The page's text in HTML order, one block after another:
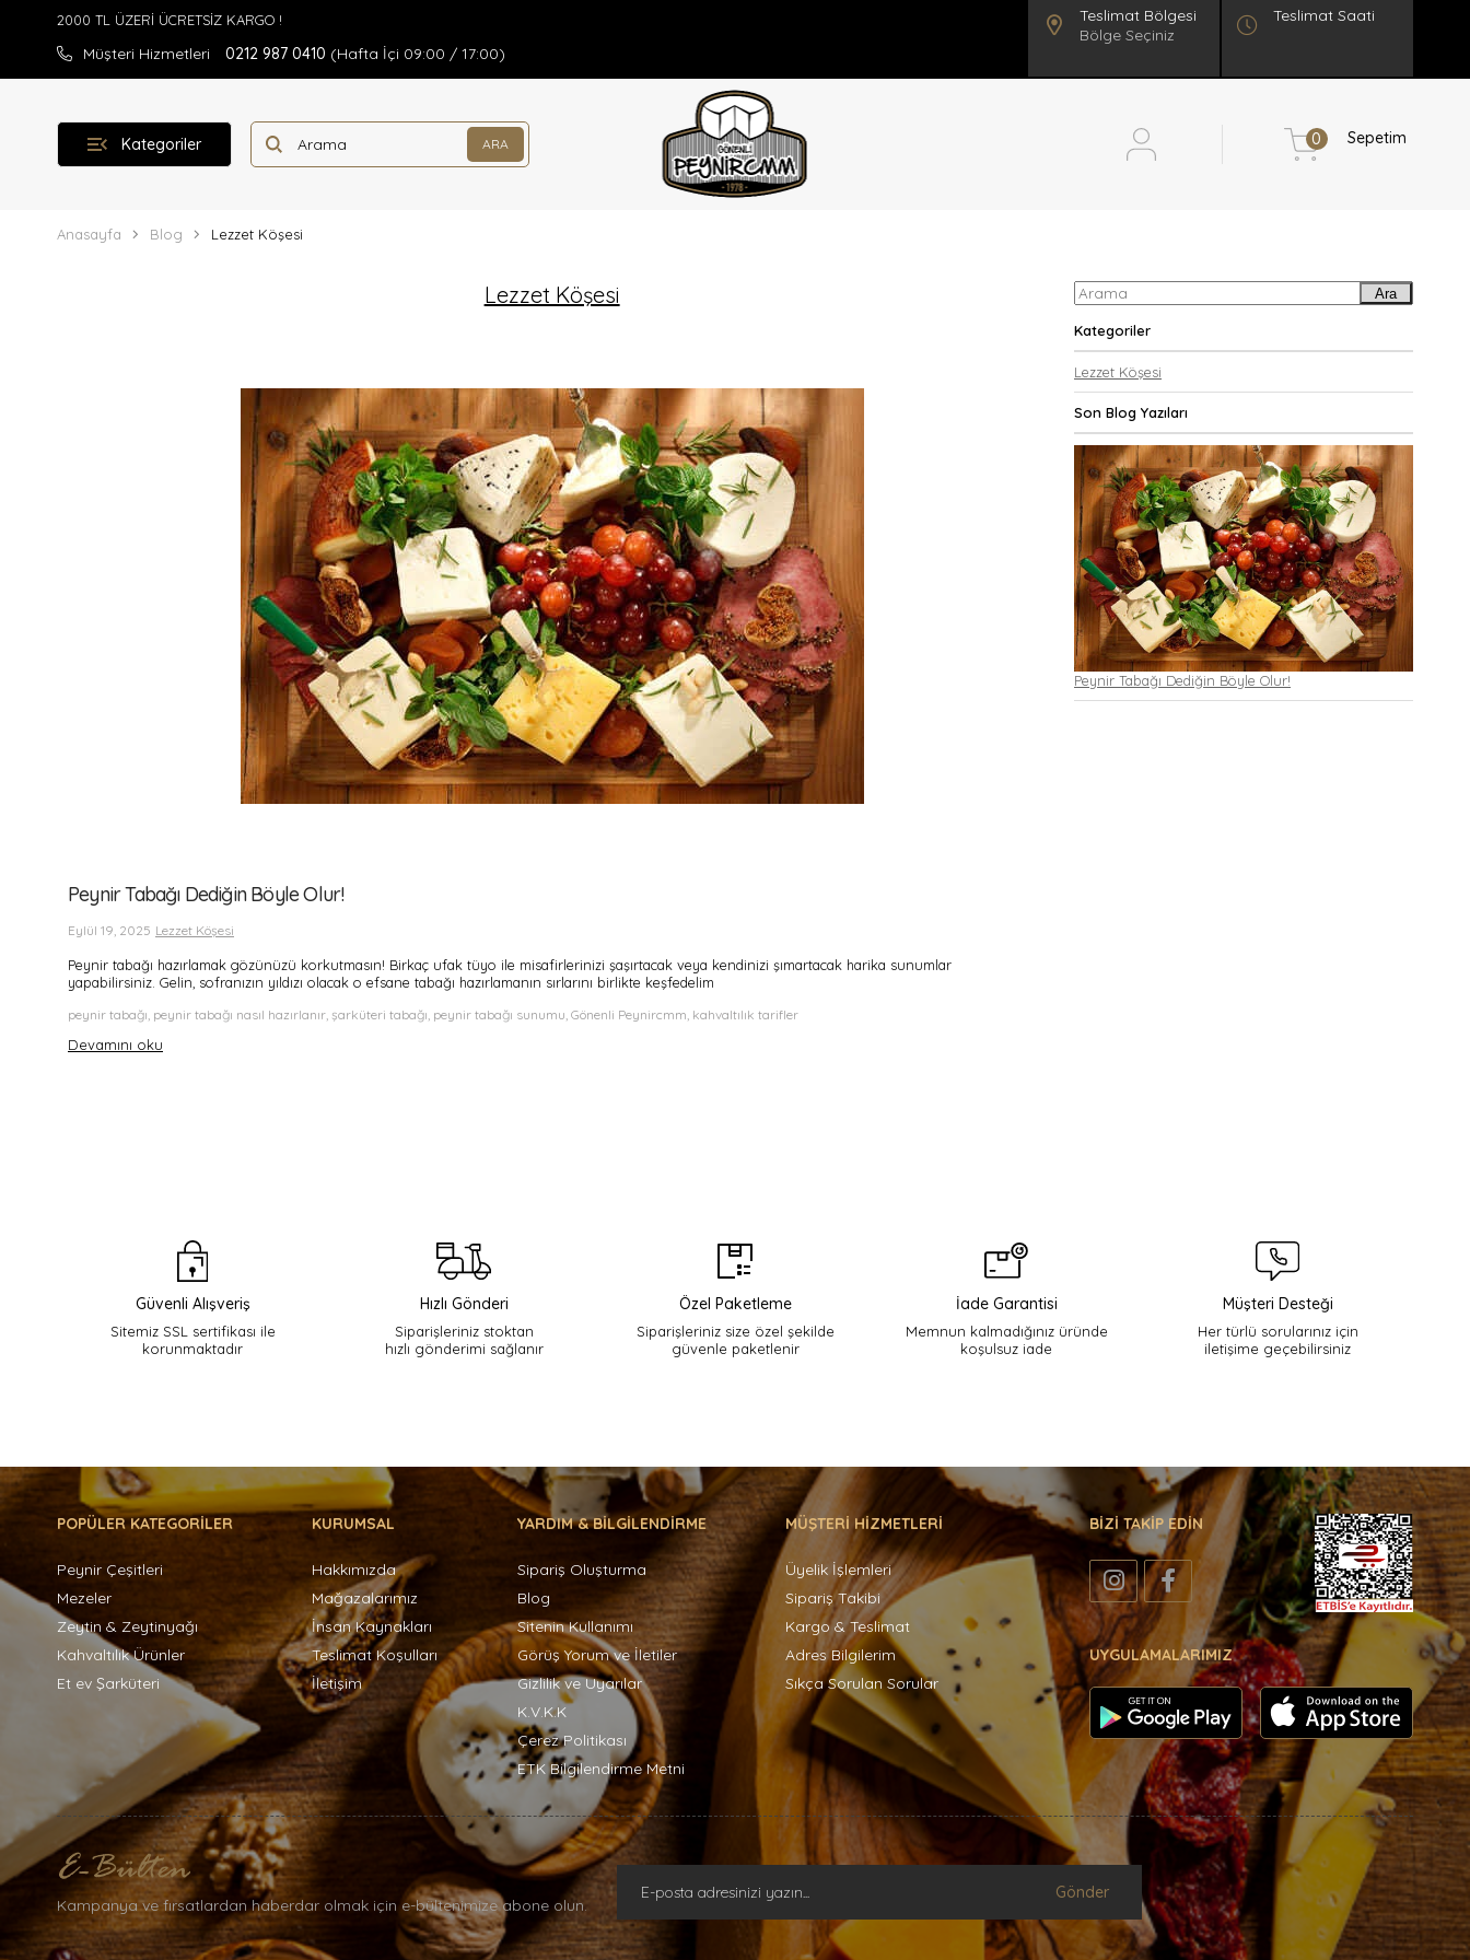
Müşteri Hizmetleri 0212 987 0410 (Hafta İçi 09:00 / 17:00)
Bölge Seçiniz
Teslimat Saati
Kategoriler Sepetim
0
Anasayfa Blog Lezzet Köşesi
Lezzet Köşesi
Peynir Tabağı Dediğin Böyle Olur!
Eylül 19, 2025 Lezzet Köşesi
Peynir tabağı hazırlamak gözünüzü korkutmasın! Birkaç ufak tüyo ile misafirlerinizi şaşırtacak veya kendinizi şımartacak harika sunumlar
yapabilirsiniz. Gelin, sofranızın yıldızı olacak o efsane tabağı hazırlamanın sırlarını birlikte keşfedelim
peynir tabağı, peynir tabağı nasıl hazırlanır, şarküteri tabağı, peynir tabağı sunumu, Gönenli Peynircmm, kahvaltılık tarifler
Devamını oku
Ara
Kategoriler
Lezzet Köşesi
Son Blog Yazıları
Peynir Tabağı Dediğin Böyle Olur!
Güvenli Alışveriş
Sitemiz SSL sertifikası ile
korunmaktadır
Hızlı Gönderi
Siparişleriniz stoktan
hızlı gönderimi sağlanır
Özel Paketleme
Siparişleriniz size özel şekilde
güvenle paketlenir
İade Garantisi
Memnun kalmadığınız üründe
koşulsuz iade
Müşteri Desteği
Her türlü sorularınız için
iletişime geçebilirsiniz
POPÜLER KATEGORİLER
Peynir Çeşitleri
Mezeler
Zeytin & Zeytinyağı
Kahvaltılık Ürünler
Et ev Şarküteri
KURUMSAL
Hakkımızda
Mağazalarımız
İnsan Kaynakları
Teslimat Koşulları
İletişim
YARDIM & BİLGİLENDİRME
Sipariş Oluşturma
Blog
Sitenin Kullanımı
Görüş Yorum ve İletiler
Gizlilik ve Uyarılar
K.V.K.K
Çerez Politikası
ETK Bilgilendirme Metni
MÜŞTERİ HİZMETLERİ
Üyelik İşlemleri
Sipariş Takibi
Kargo & Teslimat
Adres Bilgilerim
Sıkça Sorulan Sorular
BİZİ TAKİP EDİN
UYGULAMALARIMIZ
Kampanya ve fırsatlardan haberdar olmak için e-bültenimize abone olun.
Gönder